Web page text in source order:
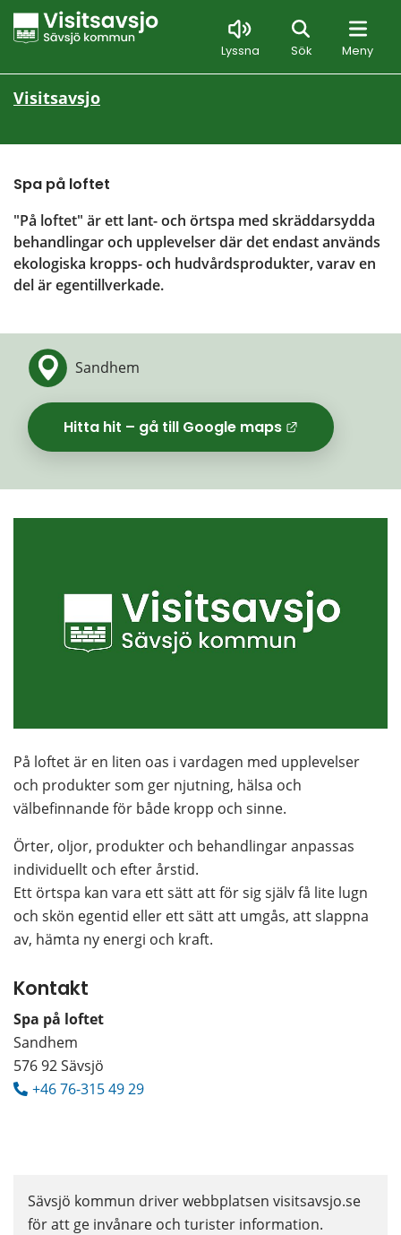
Lyssna Sök Meny
Sök
Visitsavsjo
Spa på loftet
"På loftet" är ett lant- och örtspa med skräddarsydda
behandlingar och upplevelser där det endast används
ekologiska kropps- och hudvårdsprodukter, varav en
del är egentillverkade.
Sandhem
Hitta hit – gå till Google maps
På loftet är en liten oas i vardagen med upplevelser
och produkter som ger njutning, hälsa och
välbefinnande för både kropp och sinne.
Örter, oljor, produkter och behandlingar anpassas
individuellt och efter årstid.
Ett örtspa kan vara ett sätt att för sig själv få lite lugn
och skön egentid eller ett sätt att umgås, att slappna
av, hämta ny energi och kraft.
Kontakt
Spa på loftet
Sandhem
576 92 Sävsjö
+46 76-315 49 29
Sävsjö kommun driver webbplatsen visitsavsjo.se
för att ge invånare och turister information.